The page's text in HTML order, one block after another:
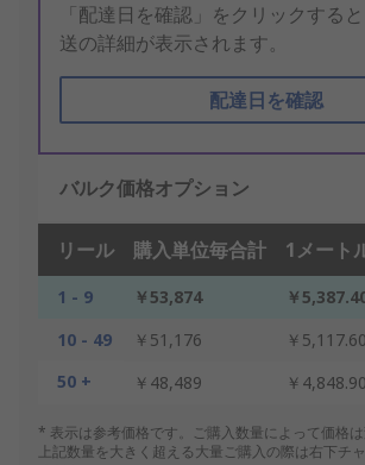
「配達日を確認」をクリックする
送の詳細が表示されます。
配達日を確認
バルク価格オプション
リール 購入単位毎合計 1メート
1 - 9 ￥53,874
￥
10 - 49
￥51,176
￥5,117.60
50 +
￥48,489 ￥4,848.90
* 表示は参考価格です。ご購入数量によって価格は
上記数量を大きく超える大量ご購入の際は右下チ